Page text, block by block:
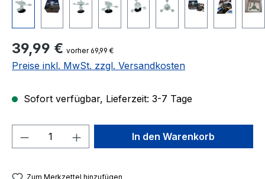
Regulärer Preis:
39,99 € vorher 69,99 €
Preise inkl. MwSt. zzgl. Versandkosten
Sofort verfügbar, Lieferzeit: 3-7 Tage
Produkt Anzahl: Gib denIn den Warenkorb
Zum Merkzettel hinzufügen